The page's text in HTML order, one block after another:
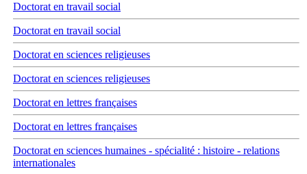
Doctorat en travail social
Doctorat en travail social
Doctorat en sciences religieuses
Doctorat en sciences religieuses
Doctorat en lettres françaises
Doctorat en lettres françaises
Doctorat en sciences humaines - spécialité : histoire - relations
internationales